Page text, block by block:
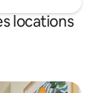
locations